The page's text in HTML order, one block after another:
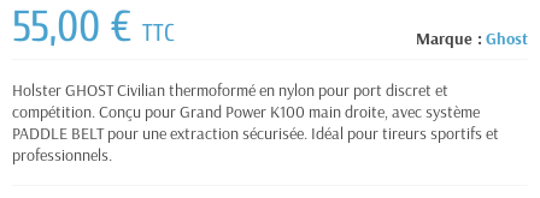
Marque : Ghost
55,00 € TTC
Holster GHOST Civilian thermoformé en nylon pour port discret et
compétition. Conçu pour Grand Power K100 main droite, avec système
PADDLE BELT pour une extraction sécurisée. Idéal pour tireurs sportifs et
professionnels.